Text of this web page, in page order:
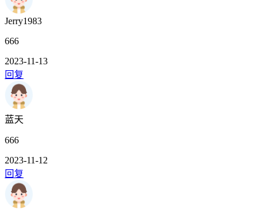
Jerry1983
666
2023-11-13
回复
蓝天
666
2023-11-12
回复